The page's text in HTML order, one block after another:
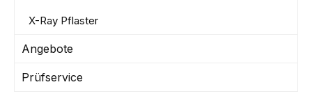
X-Ray Pflaster
Angebote
Prüfservice